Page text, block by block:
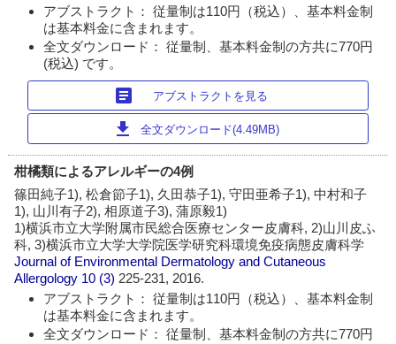
アブストラクト： 従量制は110円（税込）、基本料金制
は基本料金に含まれます。
全文ダウンロード： 従量制、基本料金制の方共に770円
(税込) です。
article アブストラクトを見る
download 全文ダウンロード(4.49MB)
柑橘類によるアレルギーの4例
篠田純子1), 松倉節子1), 久田恭子1), 守田亜希子1), 中村和子
1), 山川有子2), 相原道子3), 蒲原毅1)
1)横浜市立大学附属市民総合医療センター皮膚科, 2)山川皮ふ
科, 3)横浜市立大学大学院医学研究科環境免疫病態皮膚科学
Journal of Environmental Dermatology and Cutaneous
Allergology 10 (3)225-231, 2016.
アブストラクト： 従量制は110円（税込）、基本料金制
は基本料金に含まれます。
全文ダウンロード： 従量制、基本料金制の方共に770円